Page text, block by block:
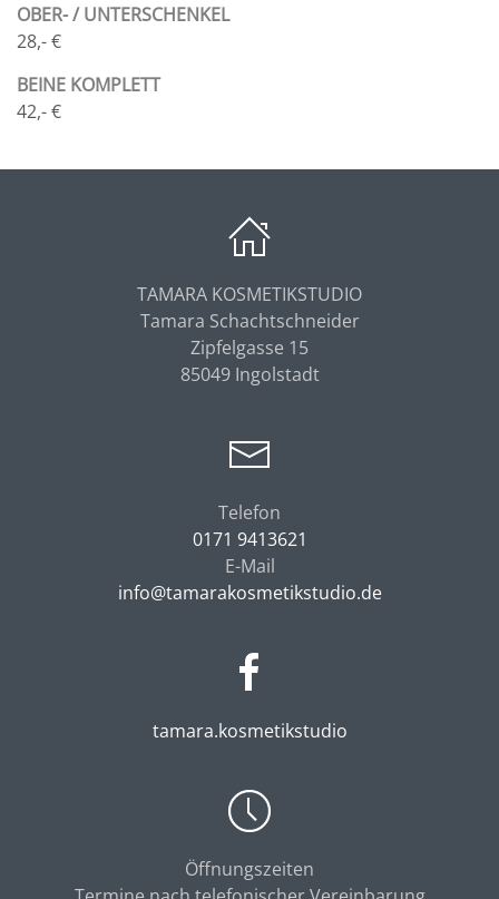
OBER- / UNTERSCHENKEL
28,- €
BEINE KOMPLETT
42,- €
TAMARA KOSMETIKSTUDIO
Tamara Schachtschneider
Zipfelgasse 15
85049 Ingolstadt
Telefon
0171 9413621
E-Mail
info@tamarakosmetikstudio.de
tamara.kosmetikstudio
Öffnungszeiten